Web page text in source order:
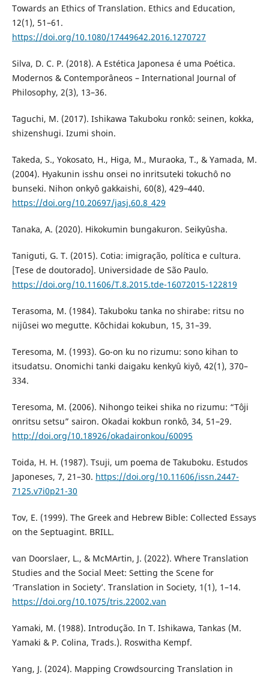
Towards an Ethics of Translation. Ethics and Education,
12(1), 51–61.
https://doi.org/10.1080/17449642.2016.1270727
Silva, D. C. P. (2018). A Estética Japonesa é uma Poética.
Modernos & Contemporâneos – International Journal of
Philosophy, 2(3), 13–36.
Taguchi, M. (2017). Ishikawa Takuboku ronkô: seinen, kokka,
shizenshugi. Izumi shoin.
Takeda, S., Yokosato, H., Higa, M., Muraoka, T., & Yamada, M.
(2004). Hyakunin isshu onsei no inritsuteki tokuchô no
bunseki. Nihon onkyô gakkaishi, 60(8), 429–440.
https://doi.org/10.20697/jasj.60.8_429
Tanaka, A. (2020). Hikokumin bungakuron. Seikyûsha.
Taniguti, G. T. (2015). Cotia: imigração, política e cultura.
[Tese de doutorado]. Universidade de São Paulo.
https://doi.org/10.11606/T.8.2015.tde-16072015-122819
Terasoma, M. (1984). Takuboku tanka no shirabe: ritsu no
nijûsei wo megutte. Kôchidai kokubun, 15, 31–39.
Teresoma, M. (1993). Go-on ku no rizumu: sono kihan to
itsudatsu. Onomichi tanki daigaku kenkyû kiyô, 42(1), 370–
334.
Teresoma, M. (2006). Nihongo teikei shika no rizumu: “Tôji
onritsu setsu” sairon. Okadai kokbun ronkô, 34, 51–29.
http://doi.org/10.18926/okadaironkou/60095
Toida, H. H. (1987). Tsuji, um poema de Takuboku. Estudos
Japoneses, 7, 21–30. https://doi.org/10.11606/issn.2447-
7125.v7i0p21-30
Tov, E. (1999). The Greek and Hebrew Bible: Collected Essays
on the Septuagint. BRILL.
van Doorslaer, L., & McMArtin, J. (2022). Where Translation
Studies and the Social Meet: Setting the Scene for
‘Translation in Society’. Translation in Society, 1(1), 1–14.
https://doi.org/10.1075/tris.22002.van
Yamaki, M. (1988). Introdução. In T. Ishikawa, Tankas (M.
Yamaki & P. Colina, Trads.). Roswitha Kempf.
Yang, J. (2024). Mapping Crowdsourcing Translation in